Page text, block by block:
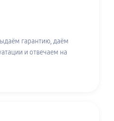
гарантию, даём
и отвечаем на